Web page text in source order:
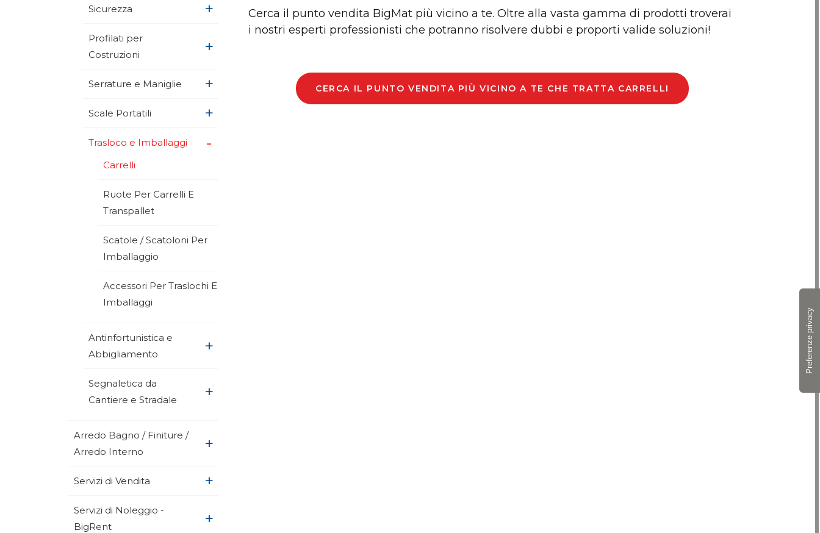
Sicurezza +
Profilati per
Costruzioni
+
Serrature e Maniglie +
Scale Portatili +
Trasloco e Imballaggi +
Carrelli
Ruote Per Carrelli E
Transpallet
Scatole / Scatoloni Per
Imballaggio
Accessori Per Traslochi E
Imballaggi
Antinfortunistica e
Abbigliamento
+
Segnaletica da
Cantiere e Stradale
+
Arredo Bagno / Finiture /
Arredo Interno
+
Servizi di Vendita +
Servizi di Noleggio -
BigRent
+
Cerca il punto vendita BigMat più vicino a te. Oltre alla vasta gamma di prodotti troverai
i nostri esperti professionisti che potranno risolvere dubbi e proporti valide soluzioni!
CERCA IL PUNTO VENDITA PIÙ VICINO A TE CHE TRATTA CARRELLI